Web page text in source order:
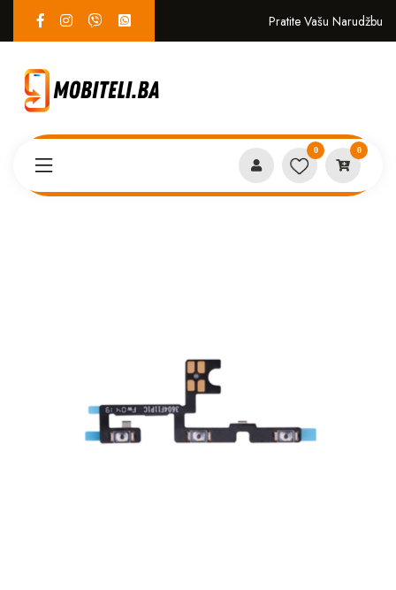
Pratite Vašu Narudžbu
0 0
Flet tipki Xiaomi Redmi 9A